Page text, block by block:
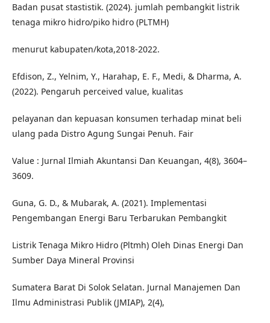
Badan pusat stastistik. (2024). jumlah pembangkit listrik
tenaga mikro hidro/piko hidro (PLTMH)
menurut kabupaten/kota,2018-2022.
Efdison, Z., Yelnim, Y., Harahap, E. F., Medi, & Dharma, A.
(2022). Pengaruh perceived value, kualitas
pelayanan dan kepuasan konsumen terhadap minat beli
ulang pada Distro Agung Sungai Penuh. Fair
Value : Jurnal Ilmiah Akuntansi Dan Keuangan, 4(8), 3604–
3609.
Guna, G. D., & Mubarak, A. (2021). Implementasi
Pengembangan Energi Baru Terbarukan Pembangkit
Listrik Tenaga Mikro Hidro (Pltmh) Oleh Dinas Energi Dan
Sumber Daya Mineral Provinsi
Sumatera Barat Di Solok Selatan. Jurnal Manajemen Dan
Ilmu Administrasi Publik (JMIAP), 2(4),